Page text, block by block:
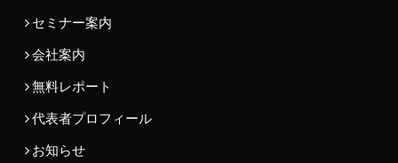
セミナー案内
会社案内
無料レポート
代表者プロフィール
お知らせ